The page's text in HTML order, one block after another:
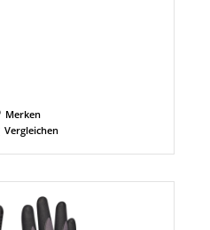
Merken
Vergleichen